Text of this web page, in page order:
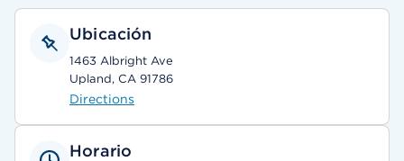
Ubicación
1463 Albright Ave
Upland, CA 91786
Directions
Horario